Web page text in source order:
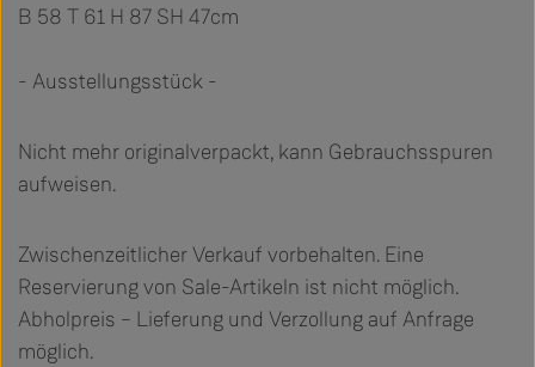
B 58 T 61 H 87 SH 47cm
- Ausstellungsstück -
Nicht mehr originalverpackt, kann Gebrauchsspuren
aufweisen.
Zwischenzeitlicher Verkauf vorbehalten. Eine
Reservierung von Sale-Artikeln ist nicht möglich.
Abholpreis – Lieferung und Verzollung auf Anfrage
möglich.